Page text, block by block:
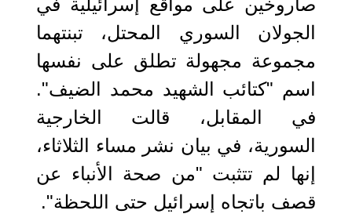
صاروخين على مواقع إسرائيلية في
الجولان السوري المحتل، تبنتهما
مجموعة مجهولة تطلق على نفسها
اسم "كتائب الشهيد محمد الضيف".
في المقابل، قالت الخارجية
السورية، في بيان نشر مساء الثلاثاء،
إنها لم تتثبت "من صحة الأنباء عن
قصف باتجاه إسرائيل حتى اللحظة".